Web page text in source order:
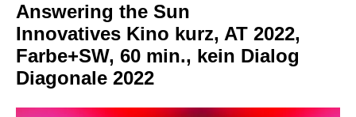
Answering the Sun
Innovatives Kino kurz, AT 2022,
Farbe+SW, 60 min., kein Dialog
Diagonale 2022